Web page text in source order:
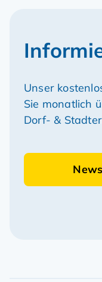
Unser
Sie monatlich
Dorf- &